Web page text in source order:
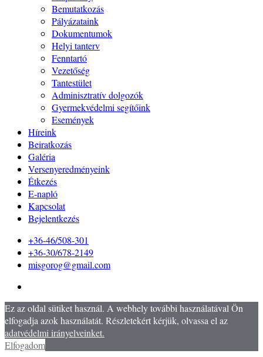
Bemutatkozás
Pályázataink
Dokumentumok
Helyi tanterv
Fenntartó
Vezetőség
Tantestület
Adminisztratív dolgozók
Gyermekvédelmi segítőink
Események
Híreink
Beiratkozás
Galéria
Versenyeredményeink
Étkezés
E-napló
Kapcsolat
Bejelentkezés
+36-46/508-301
+36-30/678-2149
misgorog@gmail.com
Ez az oldal sütiket használ. A webhely további használatával Ön
elfogadja azok használatát. Részletekért kérjük, olvassa el az
adatvédelmi irányelveinket.
Elfogadom